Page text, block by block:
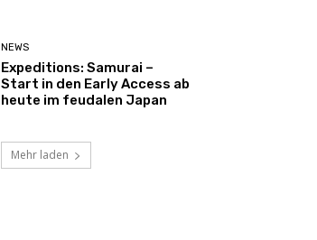
NEWS
Expeditions: Samurai –
Start in den Early Access ab
heute im feudalen Japan
Mehr laden